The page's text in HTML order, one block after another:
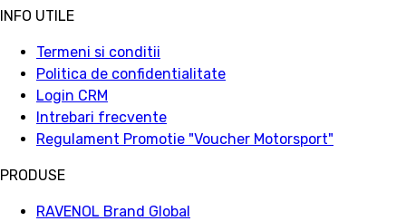
INFO UTILE
Termeni si conditii
Politica de confidentialitate
Login CRM
Intrebari frecvente
Regulament Promotie "Voucher Motorsport"
PRODUSE
RAVENOL Brand Global